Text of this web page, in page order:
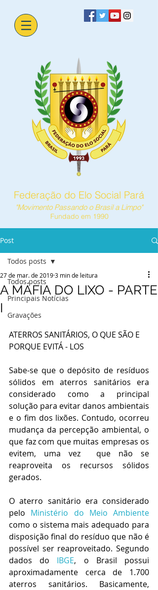
Federação do Elo Social Pará
"Movimento Passando o Brasil a Limpo"
Fundado em 1990
Post
Todos posts
Principais Notícias
Gravações
Todos posts
A MÁFIA DO LIXO - PARTE
I
27 de mar. de 20193 min de leitura
ATERROS SANITÁRIOS, O QUE SÃO E
PORQUE EVITÁ - LOS
Sabe-se que o depósito de resíduos
sólidos em aterros sanitários era
considerado como a principal
solução para evitar danos ambientais
e o fim dos lixões. Contudo, ocorreu
mudança da percepção ambiental, o
que faz com que muitas empresas os
evitem, uma vez  que não se
reaproveita os recursos sólidos
gerados.
O aterro sanitário era considerado
pelo Ministério do Meio Ambiente
como o sistema mais adequado para
disposição final do resíduo que não é
possível ser reaproveitado. Segundo
dados do IBGE, o Brasil possui
aproximadamente cerca de 1.700
aterros sanitários. Basicamente,